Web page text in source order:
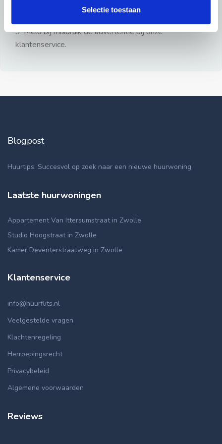
Selectie toestaan
3: Meld bij misbruik de advertentie bij onze
klantenservice.
Blogpost
Huurtips: Succesvol op zoek naar een nieuwe huurwoning
Laatste huurwoningen
Appartement Van Ittersumstraat in Zwolle
Studio Hoogstraat in Zwolle
Kamer Deventerstraatweg in Zwolle
Klantenservice
info@huurflits.nl
Veelgestelde vragen
Klachtenregeling
Herroepingsrecht
Privacybeleid
Algemene voorwaarden
Reviews